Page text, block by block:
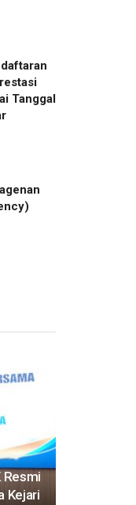
Tanggal
Resmi
Kejari